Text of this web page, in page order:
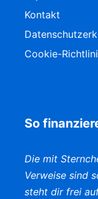
Kontakt
Cookie-
So
Die mit
Verweise sind
steht dir frei